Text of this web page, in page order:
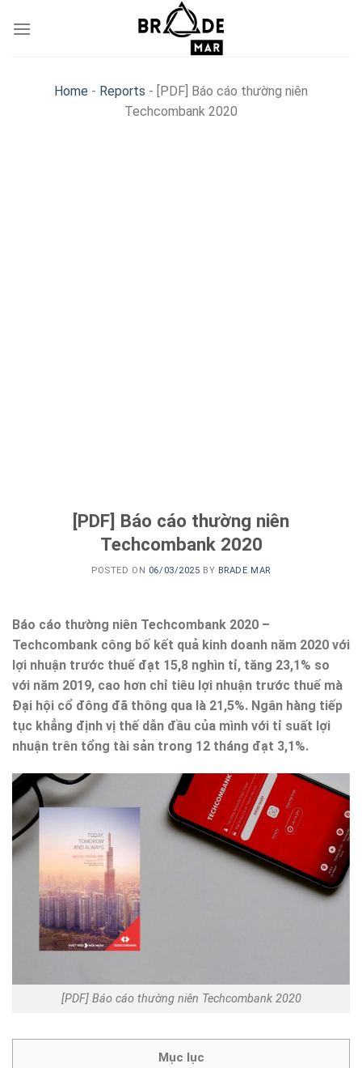
Home - Reports - [PDF] Báo cáo thường niên
Techcombank 2020
[PDF] Báo cáo thường niên
Techcombank 2020
POSTED ON 06/03/2025 BY BRADE MAR
Báo cáo thường niên Techcombank 2020 –
Techcombank công bố kết quả kinh doanh năm 2020 với
lợi nhuận trước thuế đạt 15,8 nghìn tỉ, tăng 23,1% so
với năm 2019, cao hơn chỉ tiêu lợi nhuận trước thuế mà
Đại hội cổ đông đã thông qua là 21,5%. Ngân hàng tiếp
tục khẳng định vị thế dẫn đầu của mình với tỉ suất lợi
nhuận trên tổng tài sản trong 12 tháng đạt 3,1%.
[PDF] Báo cáo thường niên Techcombank 2020
Mục lục